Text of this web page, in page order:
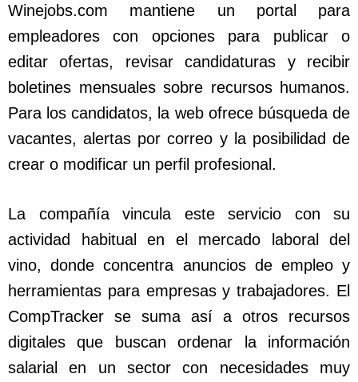
Winejobs.com mantiene un portal para
empleadores con opciones para publicar o
editar ofertas, revisar candidaturas y recibir
boletines mensuales sobre recursos humanos.
Para los candidatos, la web ofrece búsqueda de
vacantes, alertas por correo y la posibilidad de
crear o modificar un perfil profesional.
La compañía vincula este servicio con su
actividad habitual en el mercado laboral del
vino, donde concentra anuncios de empleo y
herramientas para empresas y trabajadores. El
CompTracker se suma así a otros recursos
digitales que buscan ordenar la información
salarial en un sector con necesidades muy